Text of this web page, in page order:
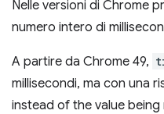
Nelle versioni di Chrome
numero intero di
A partire da Chrome 49,
millisecondi, ma con una
instead of the value